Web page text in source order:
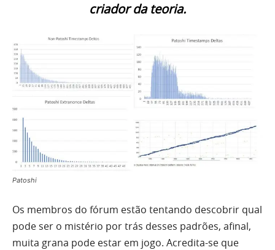
criador da teoria.
Patoshi
Os membros do fórum estão tentando descobrir qual
pode ser o mistério por trás desses padrões, afinal,
muita grana pode estar em jogo. Acredita-se que